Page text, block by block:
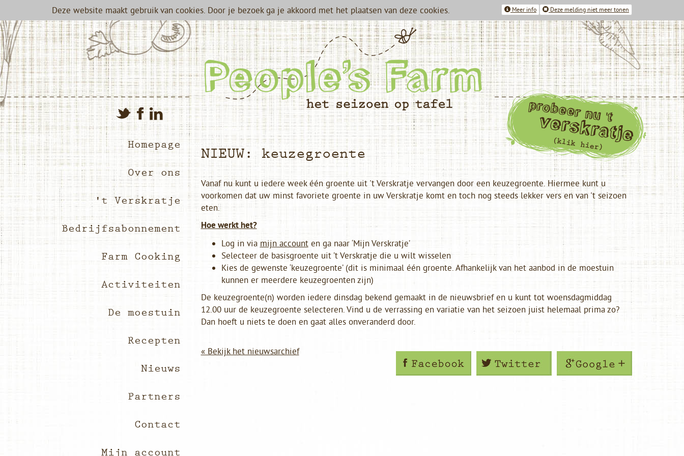
Deze website maakt gebruik van cookies. Door je bezoek ga je akkoord met het plaatsen van deze cookies. Deze melding niet meer tonen
Meer info
Homepage
Over ons
't Verskratje
Bedrijfsabonnement
Farm Cooking
Activiteiten
De moestuin
Recepten
Nieuws
Partners
Contact
Mijn account
NIEUW: keuzegroente
Vanaf nu kunt u iedere week één groente uit 't Verskratje vervangen door een keuzegroente. Hiermee kunt u
voorkomen dat uw minst favoriete groente in uw Verskratje komt en toch nog steeds lekker vers en van 't seizoen
eten.
Hoe werkt het?
Log in via mijn accounten ga naar ‘Mijn Verskratje’
Selecteer de basisgroente uit ’t Verskratje die u wilt wisselen
Kies de gewenste ‘keuzegroente’ (dit is minimaal één groente. Afhankelijk van het aanbod in de moestuin
kunnen er meerdere keuzegroenten zijn)
De keuzegroente(n) worden iedere dinsdag bekend gemaakt in de nieuwsbrief en u kunt tot woensdagmiddag
12.00 uur de keuzegroente selecteren. Vind u de verrassing en variatie van het seizoen juist helemaal prima zo?
Dan hoeft u niets te doen en gaat alles onveranderd door.
« Bekijk het nieuwsarchief